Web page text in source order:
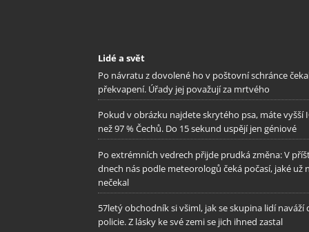
Lidé a svět
Po návratu z dovolené ho v poštovní schránce
překvapení. Úřady jej považují za mrtvého
Pokud v obrázku najdete skrytého psa, máte vyšší
než 97 % Čechů. Do 15 sekund uspějí jen géniové
Po extrémních vedrech přijde prudká změna: V
dnech nás podle meteorologů čeká počasí, jaké už
nečekal
57letý obchodník si všiml, jak se skupina lidí naváží
policie. Z lásky ke své zemi se jich ihned zastal